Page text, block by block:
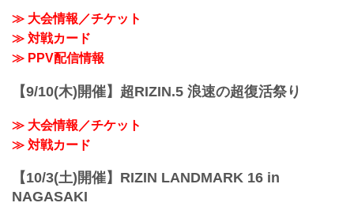
コンテンツにより深く参画...
≫ 大会情報／チケット
≫ 対戦カード
≫ PPV配信情報
【9/10(木)開催】超RIZIN.5 浪速の超復活祭り
≫ 大会情報／チケット
≫ 対戦カード
【10/3(土)開催】RIZIN LANDMARK 16 in
NAGASAKI